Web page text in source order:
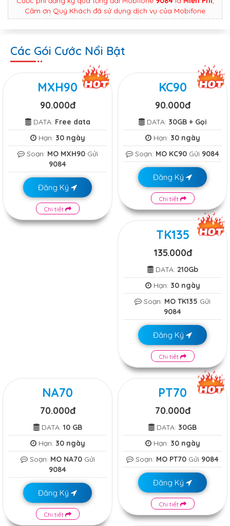
Cảm ơn Quý Khách đã sử dụng dịch vụ của Mobifone
Các Gói Cước Nổi Bật
MXH90
90.000đ
DATA: Free data
Hạn: 30 ngày
Soạn: MO MXH90Gửi
9084
Đăng Ký
Chi tiết
KC90
90.000đ
DATA: 30GB + Gọi
Hạn: 30 ngày
Soạn: MO KC90 Gửi 9084
Đăng Ký
Chi tiết
TK135
135.000đ
DATA: 210Gb
Hạn: 30 ngày
Soạn: MO TK135 Gửi
9084
Đăng Ký
Chi tiết
NA70
70.000đ
DATA: 10 GB
Hạn: 30 ngày
Soạn: MO NA70Gửi
9084
Đăng Ký
Chi tiết
PT70
70.000đ
DATA: 30GB
Hạn: 30 ngày
Soạn: MO PT70 Gửi 9084
Đăng Ký
Chi tiết